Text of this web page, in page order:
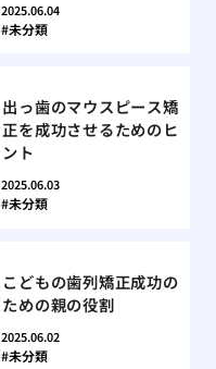
2025.06.04
未分類
出っ歯のマウスピース矯
正を成功させるためのヒ
ント
2025.06.03
未分類
こどもの歯列矯正成功の
ための親の役割
2025.06.02
未分類